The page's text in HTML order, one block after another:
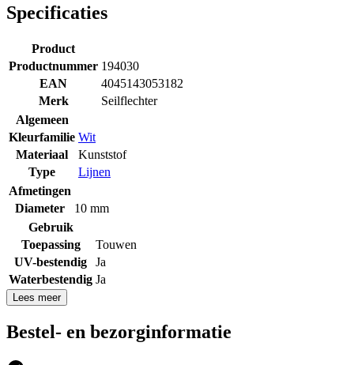
Specificaties
Product
Productnummer 194030
EAN
4045143053182
Merk
Seilflechter
Algemeen
Kleurfamilie Wit
Materiaal
Kunststof
Type
Lijnen
Afmetingen
Diameter
10 mm
Gebruik
Toepassing
Touwen
UV-bestendig
Ja
Waterbestendig Ja
Lees meer
Bestel- en bezorginformatie